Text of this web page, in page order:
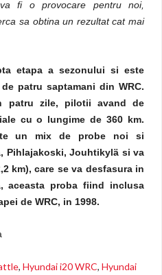
fi o provocare pentru noi,
sa obtina un rezultat cat mai
etapa a sezonului si este
patru saptamani din WRC.
patru zile, pilotii avand de
cu o lungime de 360 km.
un mix de probe noi si
Pihlajakoski, Jouhtikylä si va
km), care se va desfasura in
aceasta proba fiind inclusa
de WRC, in 1998.
, Hyundai i20 WRC, Hyundai